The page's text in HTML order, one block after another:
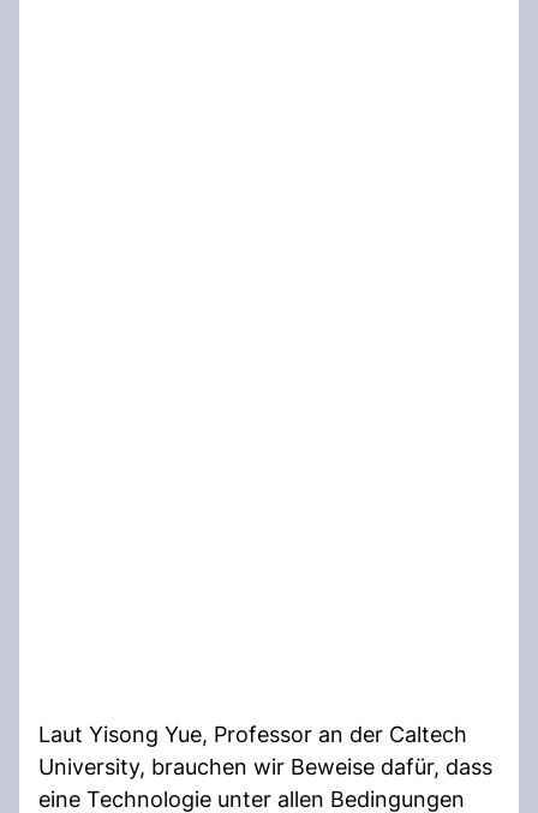
Laut Yisong Yue, Professor an der Caltech
University, brauchen wir Beweise dafür, dass
eine Technologie unter allen Bedingungen